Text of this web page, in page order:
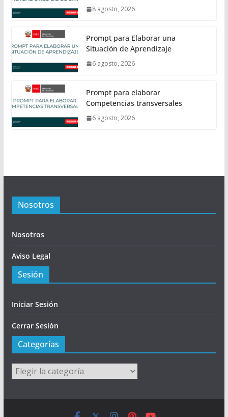
8 agosto, 2026
Prompt para Elaborar una
Situación de Aprendizaje
6 agosto, 2026
Prompt para elaborar
Competencias transversales
6 agosto, 2026
Nosotros
Nosotros
Aviso Legal
Sesión
Iniciar Sesión
Cerrar Sesión
Categorías
Categorías